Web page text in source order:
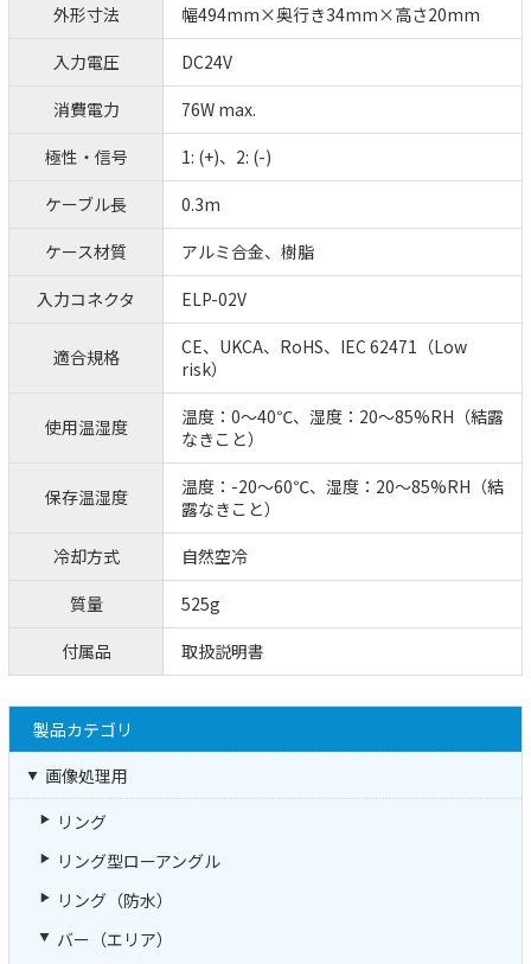
外形寸法
幅494mm×奥行き34mm×高さ20mm
入力電圧
DC24V
消費電力
76W max.
極性・信号
1: (+)、2: (-)
ケーブル長
0.3m
ケース材質
アルミ合金、樹脂
入力コネクタ
ELP-02V
適合規格
CE、UKCA、RoHS、IEC 62471（Low
risk）
使用温湿度
温度：0～40℃、湿度：20～85%RH（結露
なきこと）
保存温湿度
温度：-20～60℃、湿度：20～85%RH（結
露なきこと）
冷却方式
自然空冷
質量
525g
付属品
取扱説明書
製品カテゴリ
画像処理用
リング
リング型ローアングル
リング（防水）
バー（エリア）